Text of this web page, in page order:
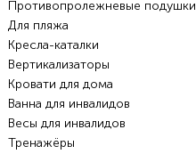
Противопролежневые подушки
Для пляжа
Кресла-каталки
Вертикализаторы
Кровати для дома
Ванна для инвалидов
Весы для инвалидов
Тренажёры